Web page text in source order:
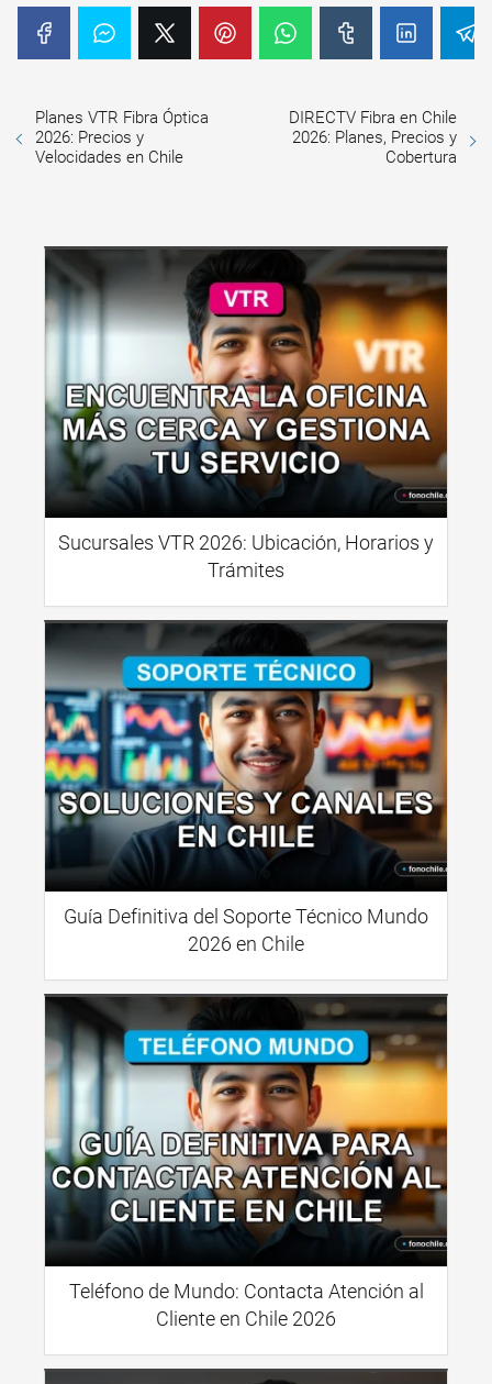
Planes VTR Fibra Óptica
2026: Precios y
Velocidades en Chile
DIRECTV Fibra en Chile
2026: Planes, Precios y
Cobertura
Sucursales VTR 2026: Ubicación, Horarios y
Trámites
Guía Definitiva del Soporte Técnico Mundo
2026 en Chile
Teléfono de Mundo: Contacta Atención al
Cliente en Chile 2026